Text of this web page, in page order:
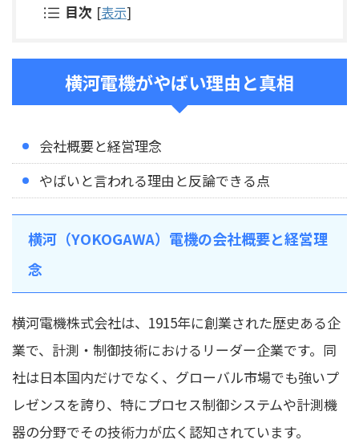
目次 [表示]
横河電機がやばい理由と真相
会社概要と経営理念
やばいと言われる理由と反論できる点
横河（YOKOGAWA）電機の会社概要と経営理
念
横河電機株式会社は、1915年に創業された歴史ある企
業で、計測・制御技術におけるリーダー企業です。同
社は日本国内だけでなく、グローバル市場でも強いプ
レゼンスを誇り、特にプロセス制御システムや計測機
器の分野でその技術力が広く認知されています。